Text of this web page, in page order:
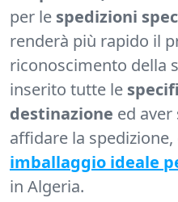
per le spedizioni
renderà più rapido il
riconoscimento della
inserito tutte le
destinazione ed
affidare la
imballaggio ideale
in Algeria.